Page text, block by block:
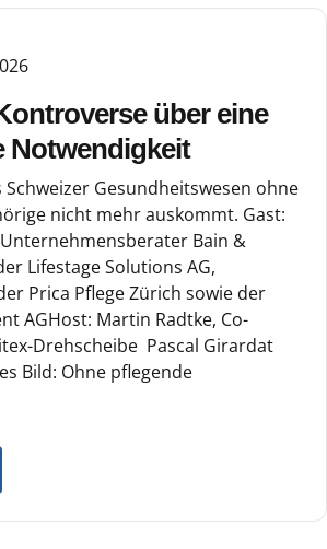
über eine
Notwendigkeit
Gesundheitswesen ohne
nicht mehr auskommt. Gast:
Bain &
Lifestage Solutions AG,
Prica Pflege Zürich sowie der
AGHost: Martin Radtke, Co-
Drehscheibe Pascal Girardat
Bild: Ohne pflegende